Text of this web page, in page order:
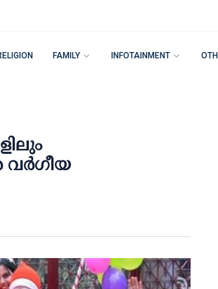
FAMILY INFOTAINMENT
വര്‍ഗീയ